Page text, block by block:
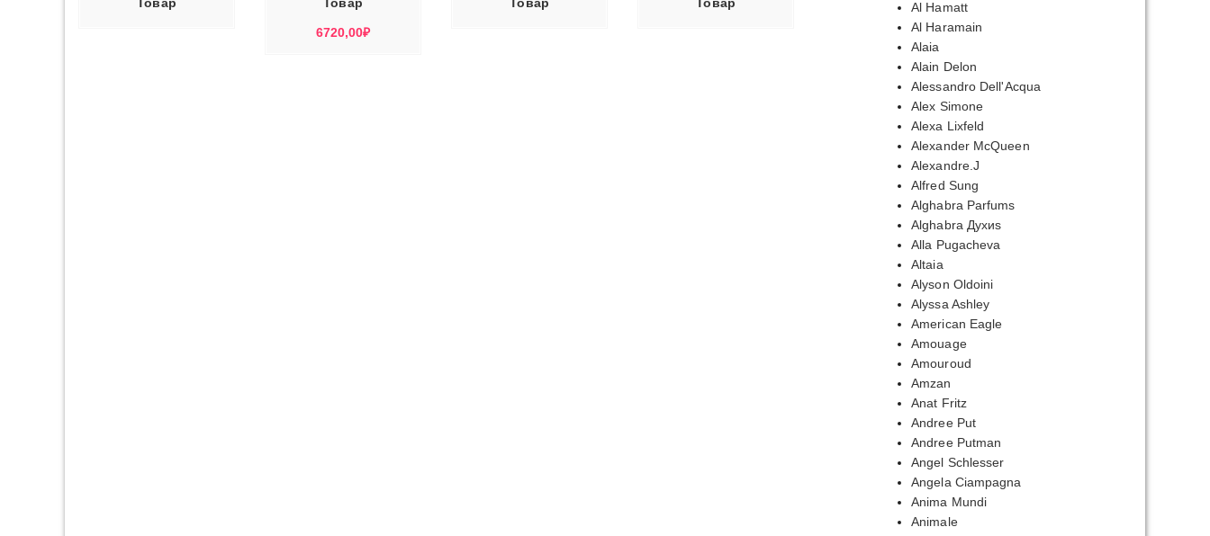
6720,00₽
Al Hamatt
Al Haramain
Alaia
Alain Delon
Alessandro Dell'Acqua
Alex Simone
Alexa Lixfeld
Alexander McQueen
Alexandre.J
Alfred Sung
Alghabra Parfums
Alghabra Духиs
Alla Pugacheva
Altaia
Alyson Oldoini
Alyssa Ashley
American Eagle
Amouage
Amouroud
Amzan
Anat Fritz
Andree Put
Andree Putman
Angel Schlesser
Angela Ciampagna
Anima Mundi
Animale